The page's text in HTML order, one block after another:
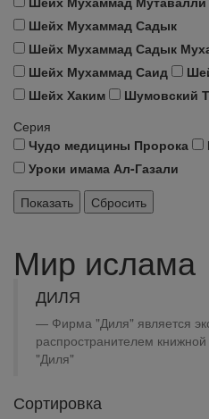
Шейх Мухаммад Садык
Шейх Мухаммад Садык
Шейх Мухаммад Саид
Шейх Хаким
Шумовский
Серия
Чудо медицины Пророка
Уроки имама Ал-Газали
Мир ислама
ДИЛЯ
Фирма "Диля" является
распространителем
"Диля"
Сортировка